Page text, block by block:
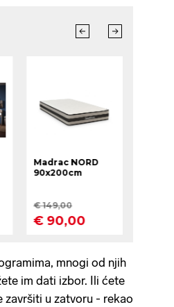
mnogi od njih
im dati izbor. Ili ćete
završiti u zatvoru - rekao